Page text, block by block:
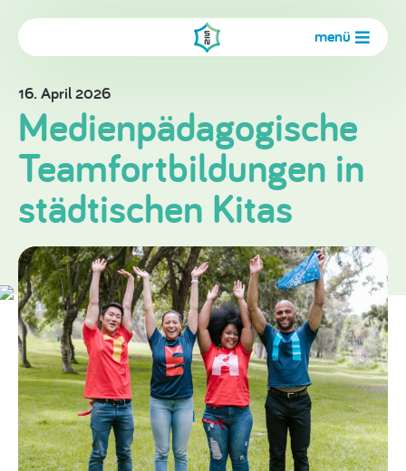
menü
16. April 2026
Medienpädagogische
Teamfortbildungen in
städtischen Kitas